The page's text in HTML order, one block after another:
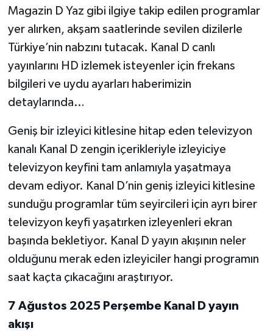
Magazin D Yaz gibi ilgiye takip edilen programlar
yer alırken, akşam saatlerinde sevilen dizilerle
Türkiye’nin nabzını tutacak. Kanal D canlı
yayınlarını HD izlemek isteyenler için frekans
bilgileri ve uydu ayarları haberimizin
detaylarında…
Geniş bir izleyici kitlesine hitap eden televizyon
kanalı Kanal D zengin içerikleriyle izleyiciye
televizyon keyfini tam anlamıyla yaşatmaya
devam ediyor. Kanal D’nin geniş izleyici kitlesine
sunduğu programlar tüm seyircileri için ayrı birer
televizyon keyfi yaşatırken izleyenleri ekran
başında bekletiyor. Kanal D yayın akışının neler
olduğunu merak eden izleyiciler hangi programın
saat kaçta çıkacağını araştırıyor.
7 Ağustos 2025 Perşembe Kanal D yayın
akışı
Video Haber
Yaşam
Yeme-İçme